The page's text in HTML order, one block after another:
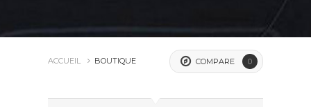
ACCUEIL
ACCUEIL BOUTIQUE COMPARE 0